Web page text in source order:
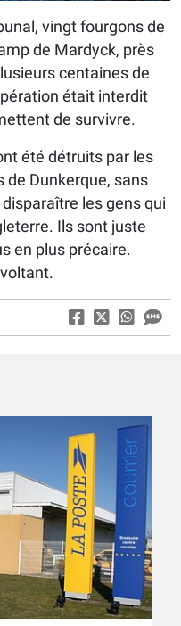
vingt fourgons de
de Mardyck, près
centaines de
était interdit
de survivre.
été détruits par les
de Dunkerque, sans
les gens qui
Ils sont juste
en plus précaire.